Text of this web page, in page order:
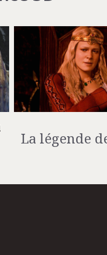
La légende